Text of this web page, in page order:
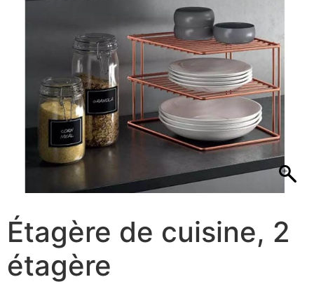
Étagère de cuisine, 2
étagère